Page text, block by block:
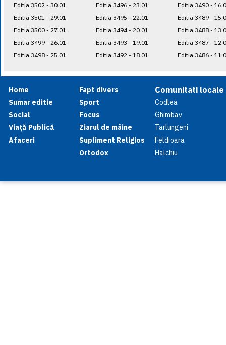
Editia 3502 - 30.01
Editia 3501 - 29.01
Editia 3500 - 27.01
Editia 3499 - 26.01
Editia 3498 - 25.01
Editia 3496 - 23.01
Editia 3495 - 22.01
Editia 3494 - 20.01
Editia 3493 - 19.01
Editia 3492 - 18.01
Editia 3490 -
Editia 3489 -
Editia 3488 -
Editia 3487 -
Editia 3486 -
Home
Sumar editie
Social
Viață Publică
Afaceri
Fapt divers
Sport
Focus
Ziarul de mâine
Supliment Religios
Ortodox
Comunitati locale
Codlea
Ghimbav
Tarlungeni
Feldioara
Halchiu